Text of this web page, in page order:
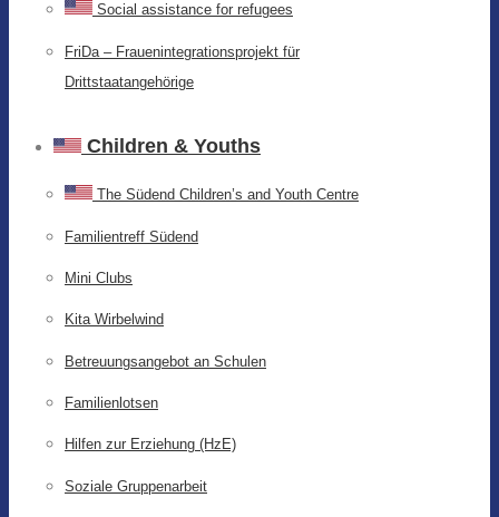
Social assistance for refugees
FriDa – Frauenintegrationsprojekt für
Drittstaatangehörige
Children & Youths
The Südend Children’s and Youth Centre
Familientreff Südend
Mini Clubs
Kita Wirbelwind
Betreuungsangebot an Schulen
Familienlotsen
Hilfen zur Erziehung (HzE)
Soziale Gruppenarbeit